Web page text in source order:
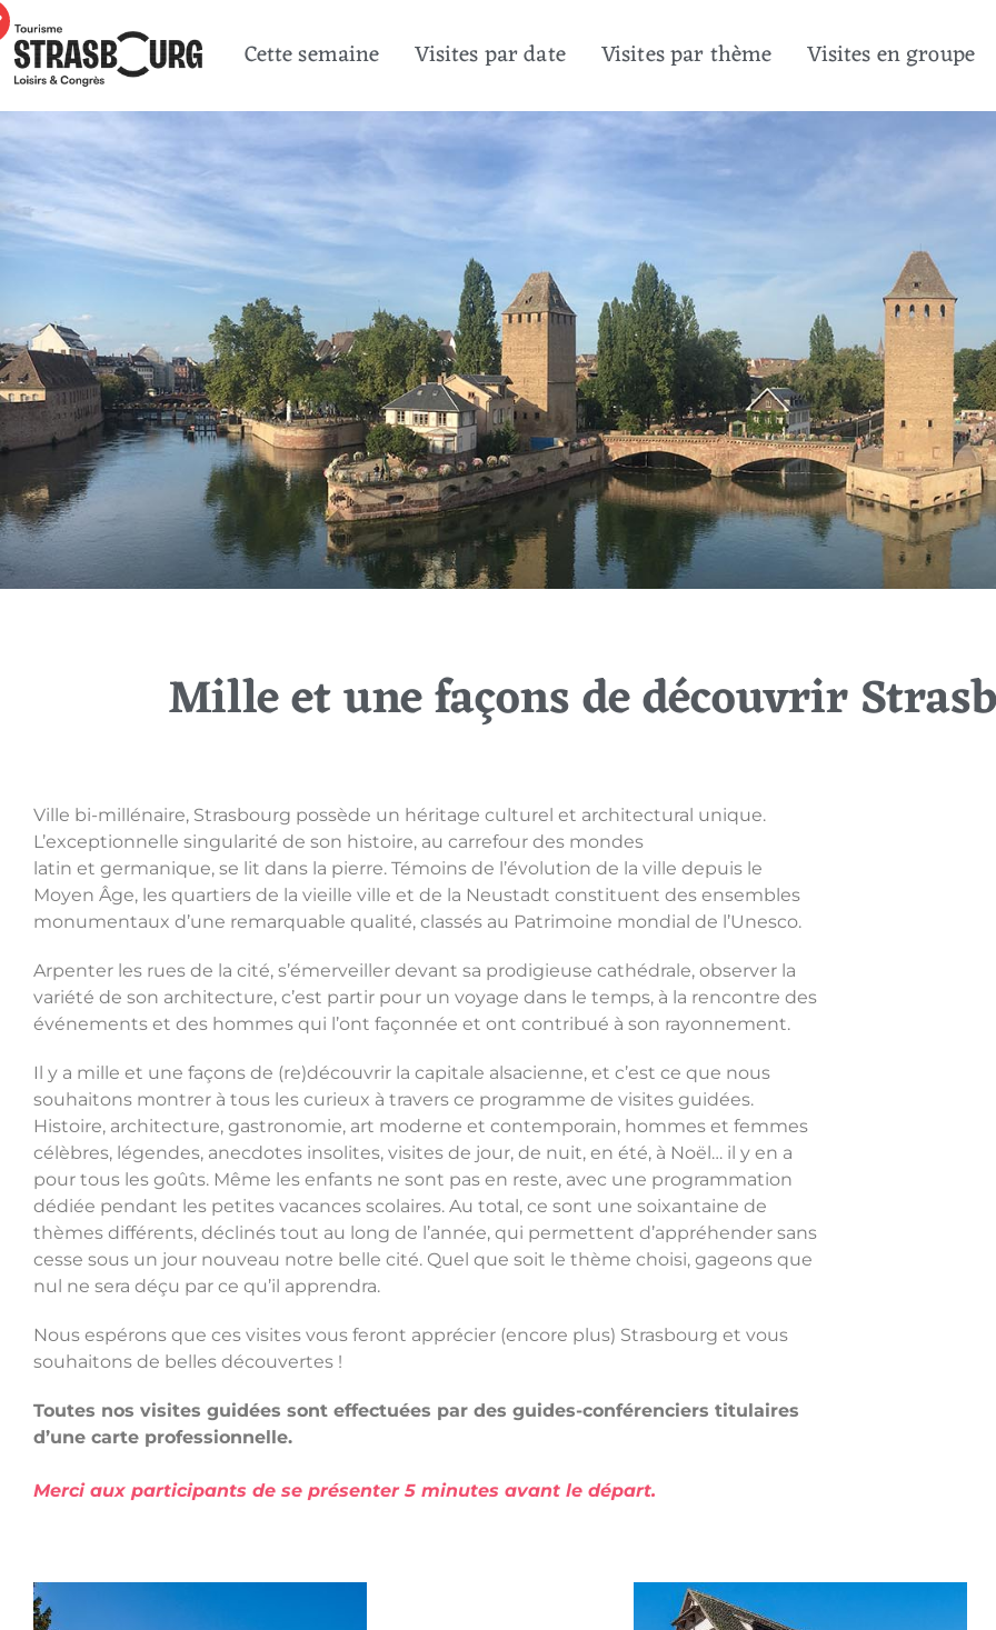
Cette semaine Visites par date Visites par thème Visites en groupe
Mille et une façons de découvrir
Ville bi-millénaire, Strasbourg possède un héritage culturel et architectural unique.
L’exceptionnelle singularité de son histoire, au carrefour des mondes
latin et germanique, se lit dans la pierre. Témoins de l’évolution de la ville depuis le
Moyen Âge, les quartiers de la vieille ville et de la Neustadt constituent des ensembles
monumentaux d’une remarquable qualité, classés au Patrimoine mondial de l’Unesco.
Arpenter les rues de la cité, s’émerveiller devant sa prodigieuse cathédrale, observer la
variété de son architecture, c’est partir pour un voyage dans le temps, à la rencontre des
événements et des hommes qui l’ont façonnée et ont contribué à son rayonnement.
Il y a mille et une façons de (re)découvrir la capitale alsacienne, et c’est ce que nous
souhaitons montrer à tous les curieux à travers ce programme de visites guidées.
Histoire, architecture, gastronomie, art moderne et contemporain, hommes et femmes
célèbres, légendes, anecdotes insolites, visites de jour, de nuit, en été, à Noël… il y en a
pour tous les goûts. Même les enfants ne sont pas en reste, avec une programmation
dédiée pendant les petites vacances scolaires. Au total, ce sont une soixantaine de
thèmes différents, déclinés tout au long de l’année, qui permettent d’appréhender sans
cesse sous un jour nouveau notre belle cité. Quel que soit le thème choisi, gageons que
nul ne sera déçu par ce qu’il apprendra.
Nous espérons que ces visites vous feront apprécier (encore plus) Strasbourg et vous
souhaitons de belles découvertes !
Toutes nos visites guidées sont effectuées par des guides-conférenciers titulaires
d’une carte professionnelle.
Merci aux participants de se présenter 5 minutes avant le départ.